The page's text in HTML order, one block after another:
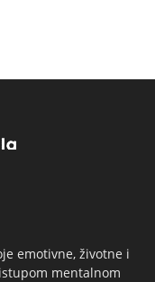
emotivne, životne i
mentalnom